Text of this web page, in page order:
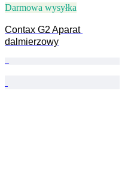
Darmowa wysyłka
Contax G2 Aparat
dalmierzowy